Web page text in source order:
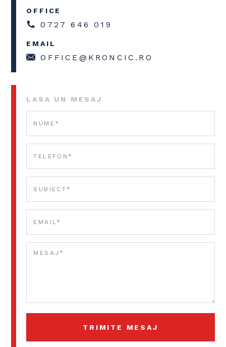
OFFICE
0727 646 019
EMAIL
OFFICE@KRONCIC.RO
LASA UN MESAJ